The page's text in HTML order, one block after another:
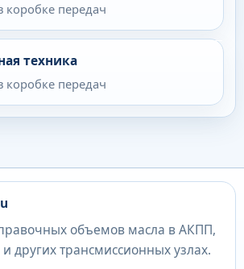
передач
техника
передач
объемов масла в АКПП,
других трансмиссионных узлах.